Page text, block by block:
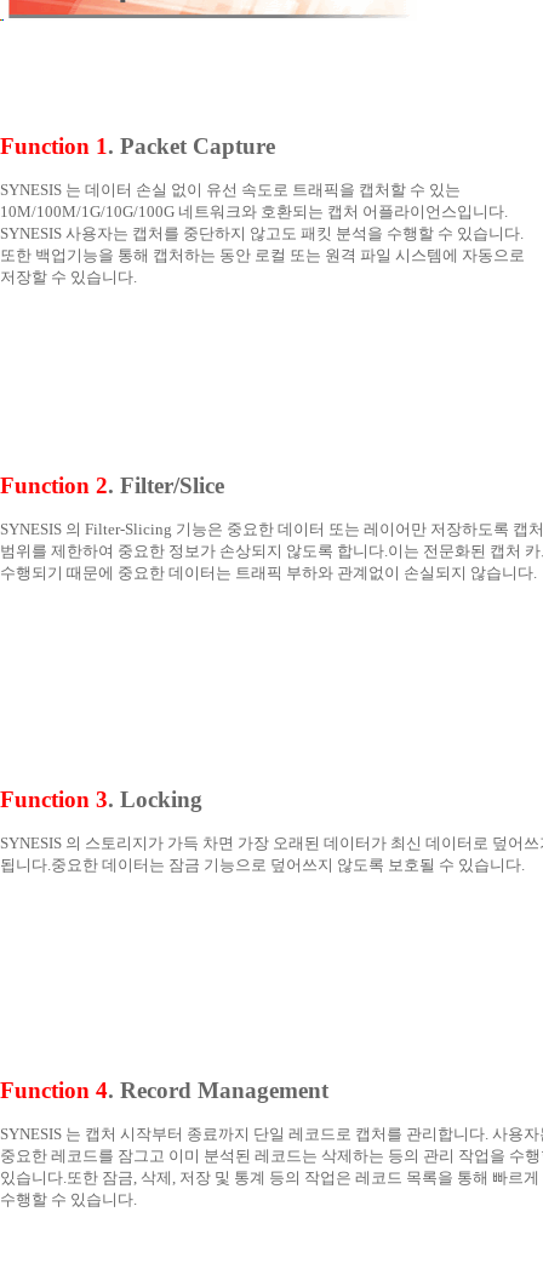
Function 1. Packet Capture
SYNESIS 는 데이터 손실 없이 유선 속도로 트래픽을 캡처할 수 있는
10M/100M/1G/10G/100G 네트워크와 호환되는 캡처 어플라이언스입니다.
SYNESIS 사용자는 캡처를 중단하지 않고도 패킷 분석을 수행할 수 있습니다.
또한 백업기능을 통해 캡처하는 동안 로컬 또는 원격 파일 시스템에 자동으로
저장할 수 있습니다.
Function 2. Filter/Slice
SYNESIS 의 Filter-Slicing 기능은 중요한 데이터 또는 레이어만 저장하도록 캡처
범위를 제한하여 중요한 정보가 손상되지 않도록 합니다. 이는 전문화된 캡처
수행되기 때문에 중요한 데이터는 트래픽 부하와 관계없이 손실되지 않습니다.
Function 3. Locking
SYNESIS 의 스토리지가 가득 차면 가장 오래된 데이터가 최신 데이터로 덮어쓰
됩니다. 중요한 데이터는 잠금 기능으로 덮어쓰지 않도록 보호될 수 있습니다.
Function 4. Record Management
SYNESIS 는 캡처 시작부터 종료까지 단일 레코드로 캡처를 관리합니다. 사용자
중요한 레코드를 잠그고 이미 분석된 레코드는 삭제하는 등의 관리 작업을 수
있습니다. 또한 잠금, 삭제, 저장 및 통계 등의 작업은 레코드 목록을 통해 빠르게
수행할 수 있습니다.